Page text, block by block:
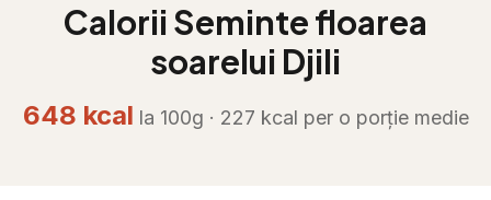
Calorii Seminte floarea
soarelui Djili
648 kcal la 100g · 227 kcal per o porție medie